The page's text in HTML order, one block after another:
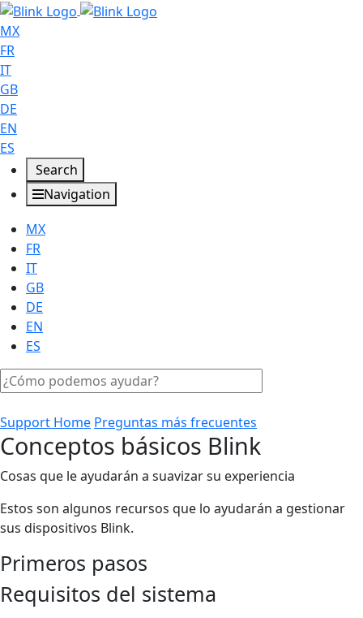
MX
FR
IT
GB
DE
EN
ES
Search
Navigation
MX
FR
IT
GB
DE
EN
ES
Support Home Preguntas más frecuentes
Conceptos básicos Blink
Cosas que le ayudarán a suavizar su experiencia
Estos son algunos recursos que lo ayudarán a gestionar
sus dispositivos Blink.
Primeros pasos
Requisitos del sistema